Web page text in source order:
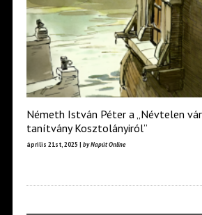
Németh István Péter a „Névtelen
tanítvány Kosztolányiról”
április 21st, 2025 | by Napút Online